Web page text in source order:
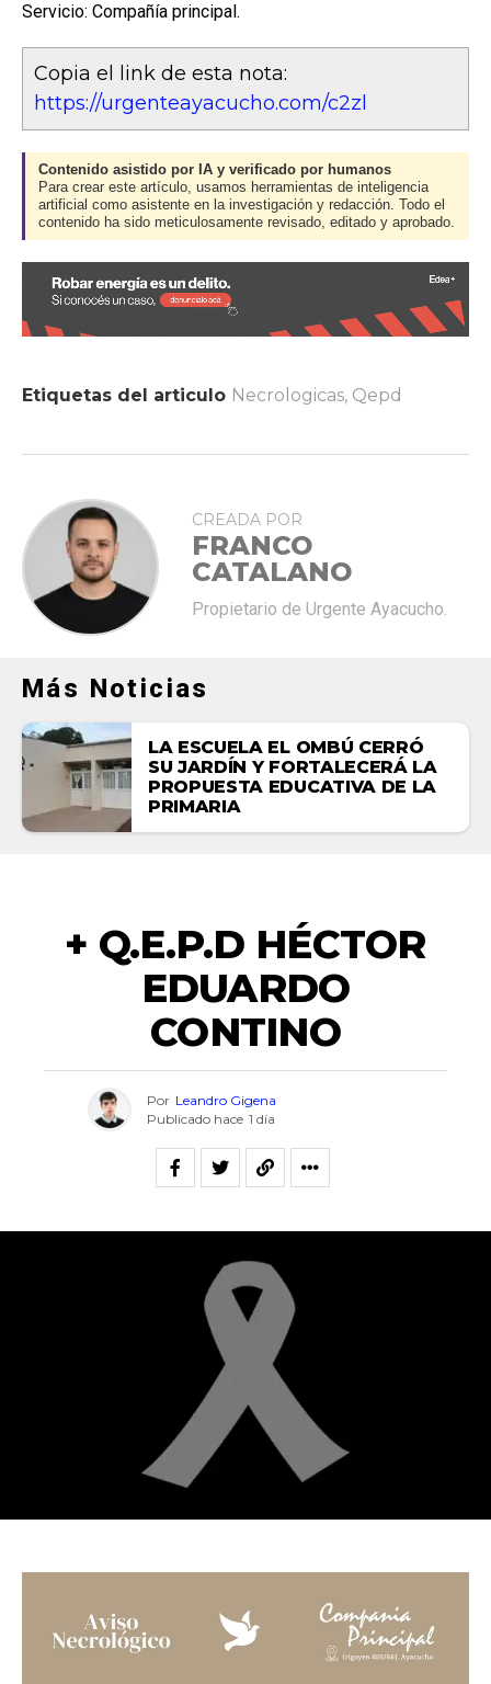
Servicio: Compañía principal.
Copia el link de esta nota:
https://urgenteayacucho.com/c2zl
Contenido asistido por IA y verificado por humanos
Para crear este artículo, usamos herramientas de inteligencia
artificial como asistente en la investigación y redacción. Todo el
contenido ha sido meticulosamente revisado, editado y aprobado.
Etiquetas del articulo Necrologicas, Qepd
CREADA POR
FRANCO
CATALANO
Propietario de Urgente Ayacucho.
Más Noticias
LA ESCUELA EL OMBÚ CERRÓ
SU JARDÍN Y FORTALECERÁ LA
PROPUESTA EDUCATIVA DE LA
PRIMARIA
+ Q.E.P.D HÉCTOR
EDUARDO
CONTINO
Por Leandro Gigena
Publicado hace 1 día